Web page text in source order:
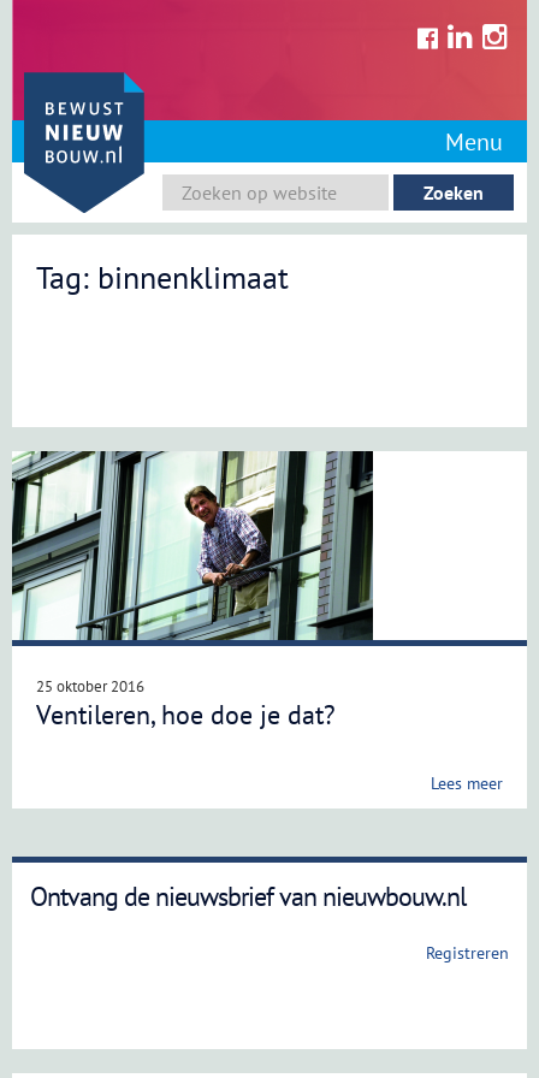
content
Menu
Tag: binnenklimaat
25 oktober 2016
Ventileren, hoe doe je dat?
Lees meer
Ontvang de nieuwsbrief van nieuwbouw.nl
Registreren